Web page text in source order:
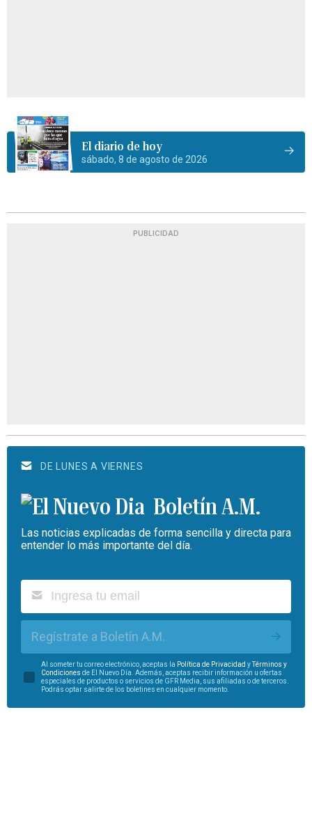
El diario de hoy
sábado, 8 de agosto de 2026
PUBLICIDAD
DE LUNES A VIERNES
Boletín A.M.
Las noticias explicadas de forma sencilla y directa para
entender lo más importante del día.
Regístrate a Boletín A.M.
Al someter tu correo electrónico, aceptas la Política de Privacidad yTérminos y
Condiciones de El Nuevo Día. Además, aceptas recibir información u ofertas
especiales de productos o servicios de GFR Media, sus afiliadas o de terceros.
Podrás optar salirte de los boletines en cualquier momento.